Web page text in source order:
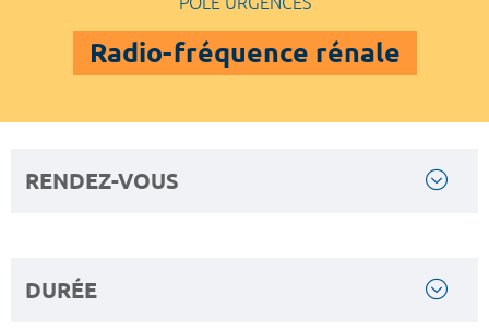
Radio-fréquence rénale
RENDEZ-VOUS
DURÉE